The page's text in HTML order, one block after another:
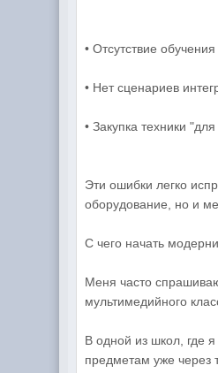
• Отсутствие
• Нет сценариев
• Закупка техники
Эти ошибки легко
оборудование, но и
С чего начать
Меня часто
мультимедийного
В одной из школ, где
предметам уже через